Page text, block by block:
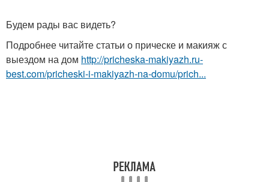
Будем рады вас видеть?
Подробнее читайте статьи о прическе и макияж с
выездом на дом http://pricheska-makiyazh.ru-
best.com/pricheski-i-makiyazh-na-domu/prich...